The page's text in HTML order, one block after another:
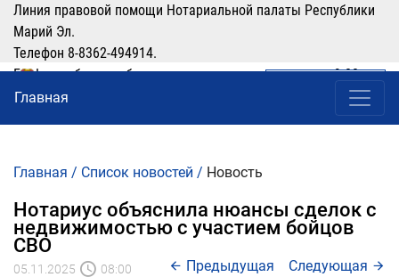
Линия правовой помощи Нотариальной палаты Республики
Марий Эл.
Телефон 8-8362-494914.
График работы: рабочие дни понедельник-четверг с 9:00 по
16:00, перерыв 12:00-13:00
ЛИЧНЫЙ КАБИНЕТ
Главная
Главная / Список новостей / Новость
Нотариус объяснила нюансы сделок с
недвижимостью с участием бойцов
СВО
05.11.2025 08:00 Следующая
Предыдущая